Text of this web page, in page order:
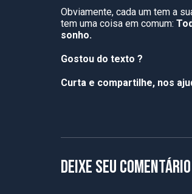
Obviamente, cada um tem a
tem uma coisa em comum:
sonho.
Gostou do texto ?
Curta e compartilhe, nos
Deixe seu comentário